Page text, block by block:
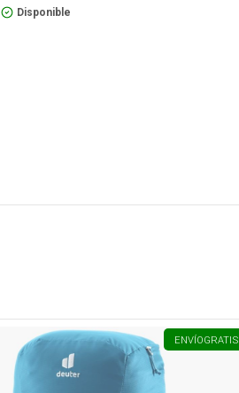
Disponible
ENVÍOGRATIS